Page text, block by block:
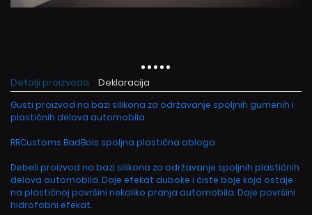
Detalji proizvoda Deklaracija
Gusti proizvod na bazi silikona za održavanje spoljnih gumenih i
plastičnih delova automobila.
RRCustoms BadBois spoljna plastična obloga
Debeli proizvod na bazi silikona za održavanje spoljnih plastičnih
delova automobila. Daje efekat duboke i čiste boje koja ostaje
na plastičnoj površini nekoliko pranja automobila. Daje površini
hidrofobni efekat.